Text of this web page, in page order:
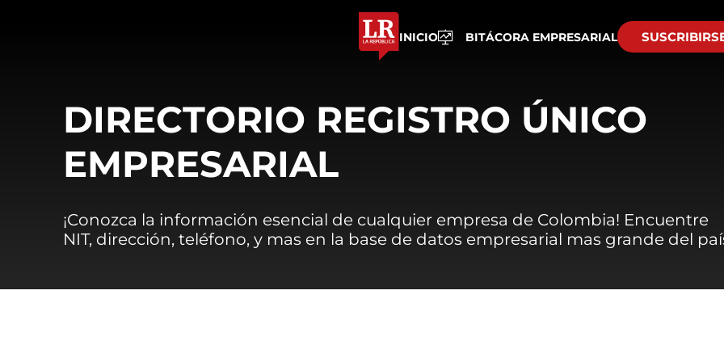
INICIO BITÁCORA EMPRESARIAL
DIRECTORIO REGISTRO ÚNICO
EMPRESARIAL
¡Conozca la información esencial de cualquier empresa de Colombia! Encuentre
NIT, dirección, teléfono, y mas en la base de datos empresarial mas grande del